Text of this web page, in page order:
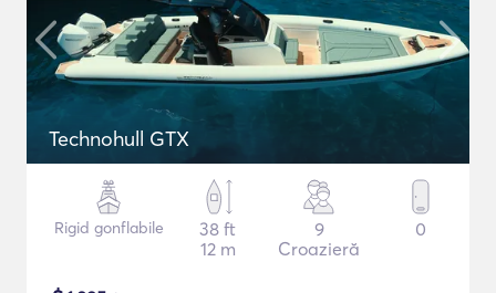
Technohull GTX
Rigid gonflabile
38 ft
12 m
9
Croazieră
0